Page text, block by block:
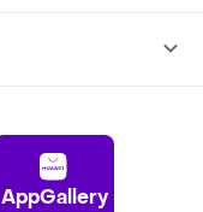
AppGallery